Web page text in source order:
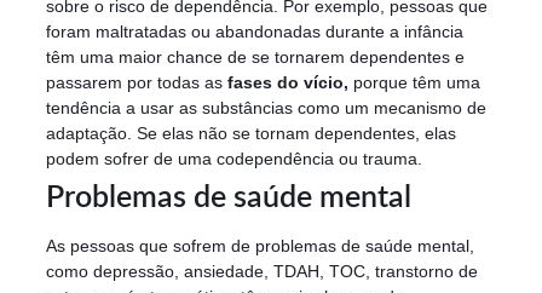
sobre o risco de dependência. Por exemplo, pessoas que
foram maltratadas ou abandonadas durante a infância
têm uma maior chance de se tornarem dependentes e
passarem por todas as fases do vício, porque têm uma
tendência a usar as substâncias como um mecanismo de
adaptação. Se elas não se tornam dependentes, elas
podem sofrer de uma codependência ou trauma.
Problemas de saúde mental
As pessoas que sofrem de problemas de saúde mental,
como depressão, ansiedade, TDAH, TOC, transtorno de